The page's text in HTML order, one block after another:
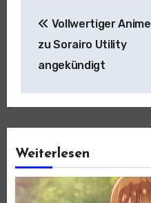
Vollwertiger Anime
zu Sorairo Utility
angekündigt
Weiterlesen